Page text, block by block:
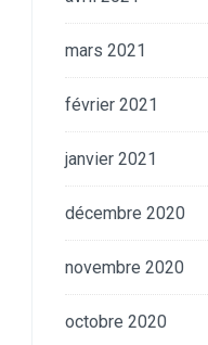
mars 2021
février 2021
janvier 2021
décembre 2020
novembre 2020
octobre 2020